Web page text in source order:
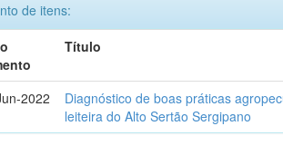
de itens:
Título
2022
Diagnóstico de boas práticas
leiteira do Alto Sertão Sergipano